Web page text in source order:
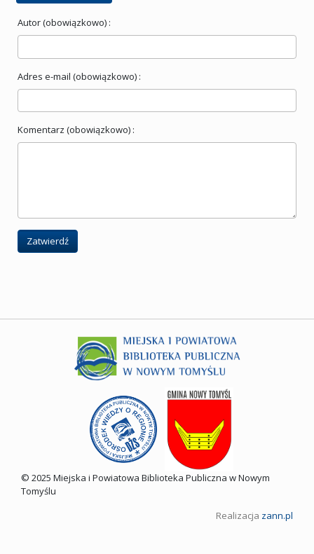
Autor (obowiązkowo) :
Adres e-mail (obowiązkowo) :
Komentarz (obowiązkowo) :
Zatwierdź
© 2025 Miejska i Powiatowa Biblioteka Publiczna w Nowym
Tomyślu
Realizacja zann.pl